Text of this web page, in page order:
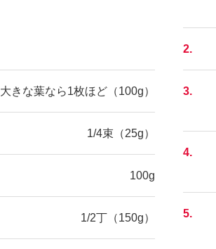
大きな葉なら1枚ほど（100g）
1/4束（25g）
100g
1/2丁（150g）
2.
3.
4.
5.